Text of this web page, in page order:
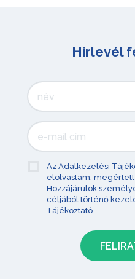
Hírlevél
Az Adatkezelési
elolvastam,
Hozzájárulok
céljából történő
Tájékoztató